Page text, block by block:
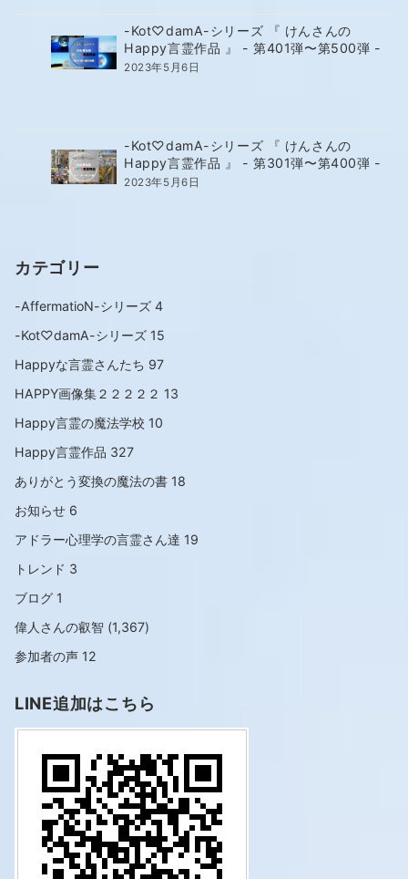
-Kot♡damA-シリーズ 『 けんさんの
Happy言霊作品 』 - 第401弾〜第500弾 -
2023年5月6日
-Kot♡damA-シリーズ 『 けんさんの
Happy言霊作品 』 - 第301弾〜第400弾 -
2023年5月6日
カテゴリー
-AffermatioN-シリーズ 4
-Kot♡damA-シリーズ 15
Happyな言霊さんたち 97
HAPPY画像集２２２２２ 13
Happy言霊の魔法学校 10
Happy言霊作品 327
ありがとう変換の魔法の書 18
お知らせ 6
アドラー心理学の言霊さん達 19
トレンド 3
ブログ 1
偉人さんの叡智 (1,367)
参加者の声 12
LINE追加はこちら